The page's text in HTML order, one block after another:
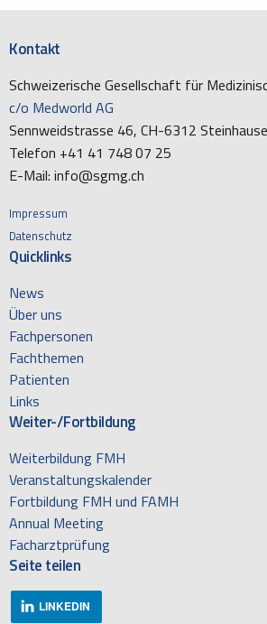
Kontakt
Schweizerische Gesellschaft für
c/o Medworld AG
Sennweidstrasse 46, CH-6312
Telefon +41 41 748 07 25
E-Mail: info@sgmg.ch
Impressum
Datenschutz
Quicklinks
News
Über uns
Fachpersonen
Fachthemen
Patienten
Links
Weiter-/Fortbildung
Weiterbildung FMH
Veranstaltungskalender
Fortbildung FMH und FAMH
Annual Meeting
Facharztprüfung
Seite teilen
LINKEDIN